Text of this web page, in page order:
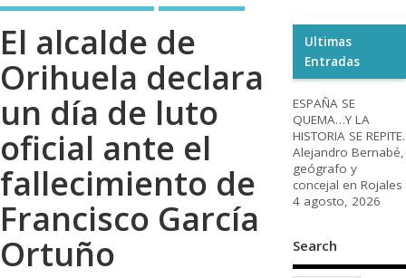
El alcalde de
Orihuela declara
un día de luto
oficial ante el
fallecimiento de
Francisco García
Ortuño
Ultimas
Entradas
ESPAÑA SE
QUEMA…Y LA
HISTORIA SE REPITE.
Alejandro Bernabé,
geógrafo y
concejal en Rojales
4 agosto, 2026
Search